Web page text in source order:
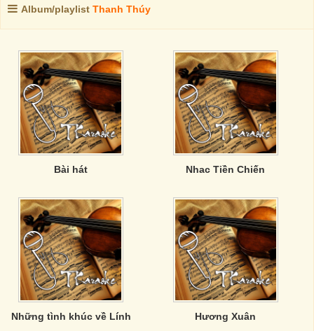
Album/playlist Thanh Thúy
Bài hát Nhac Tiền Chiến
Những tình khúc về Lính Hương Xuân